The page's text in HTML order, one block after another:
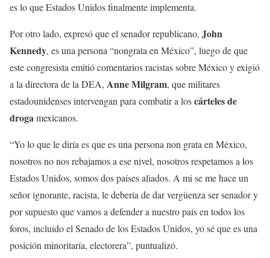
es lo que Estados Unidos finalmente implementa.
Por otro lado, expresó que el senador republicano, John
Kennedy, es una persona “nongrata en México”, luego de que
este congresista emitió comentarios racistas sobre México y exigió
a la directora de la DEA, Anne Milgram, que militares
estadounidenses intervengan para combatir a loscárteles de
drogamexicanos.
“Yo lo que le diría es que es una persona non grata en México,
nosotros no nos rebajamos a ese nivel, nosotros respetamos a los
Estados Unidos, somos dos países aliados. A mi se me hace un
señor ignorante, racista, le debería de dar vergüenza ser senador y
por supuesto que vamos a defender a nuestro país en todos los
foros, incluido el Senado de los Estados Unidos, yo sé que es una
posición minoritaría, electorera”, puntualizó.